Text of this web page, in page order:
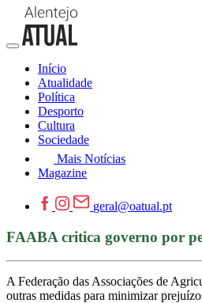
Início
Atualidade
Política
Desporto
Cultura
Sociedade
Mais Notícias
Magazine
geral@oatual.pt
FAABA critica governo por
A Federação das Associações de
outras medidas para minimizar